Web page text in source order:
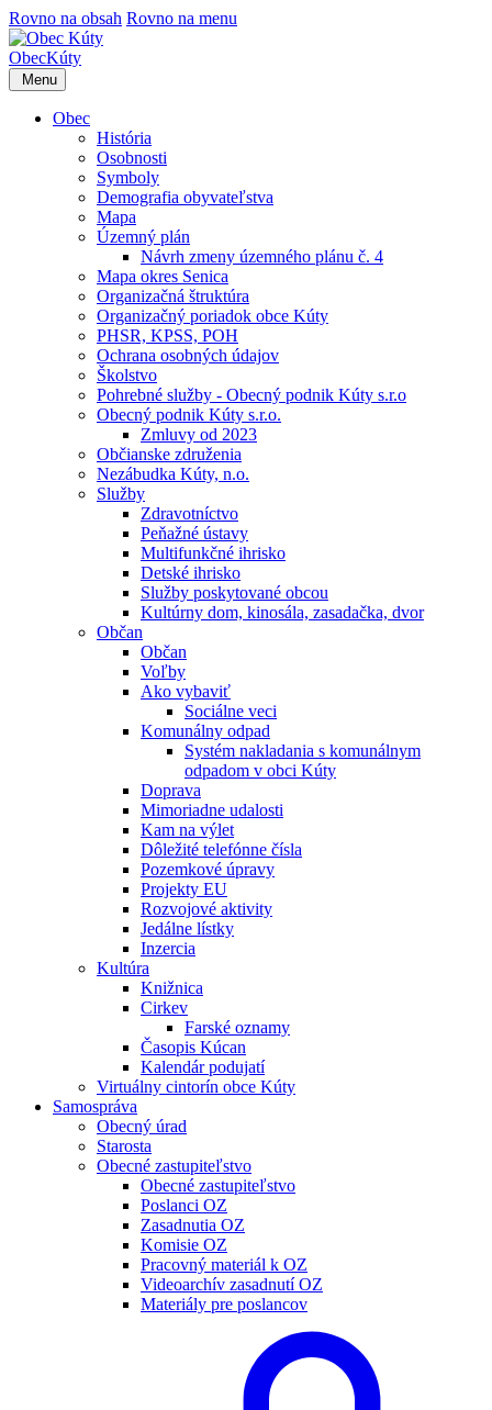
Rovno na obsah Rovno na menu
ObecKúty
Menu
Obec
História
Osobnosti
Symboly
Demografia obyvateľstva
Mapa
Územný plán
Návrh zmeny územného plánu č. 4
Mapa okres Senica
Organizačná štruktúra
Organizačný poriadok obce Kúty
PHSR, KPSS, POH
Ochrana osobných údajov
Školstvo
Pohrebné služby - Obecný podnik Kúty s.r.o
Obecný podnik Kúty s.r.o.
Zmluvy od 2023
Občianske združenia
Nezábudka Kúty, n.o.
Služby
Zdravotníctvo
Peňažné ústavy
Multifunkčné ihrisko
Detské ihrisko
Služby poskytované obcou
Kultúrny dom, kinosála, zasadačka, dvor
Občan
Občan
Voľby
Ako vybaviť
Sociálne veci
Komunálny odpad
Systém nakladania s komunálnym
odpadom v obci Kúty
Doprava
Mimoriadne udalosti
Kam na výlet
Dôležité telefónne čísla
Pozemkové úpravy
Projekty EU
Rozvojové aktivity
Jedálne lístky
Inzercia
Kultúra
Knižnica
Cirkev
Farské oznamy
Časopis Kúcan
Kalendár podujatí
Virtuálny cintorín obce Kúty
Samospráva
Obecný úrad
Starosta
Obecné zastupiteľstvo
Obecné zastupiteľstvo
Poslanci OZ
Zasadnutia OZ
Komisie OZ
Pracovný materiál k OZ
Videoarchív zasadnutí OZ
Materiály pre poslancov